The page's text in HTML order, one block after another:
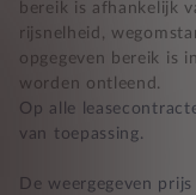
bereik is afhankelijk
rijsnelheid,
opgegeven bereik is
worden ontleend.
Op alle
van toepassing.
De weergegeven